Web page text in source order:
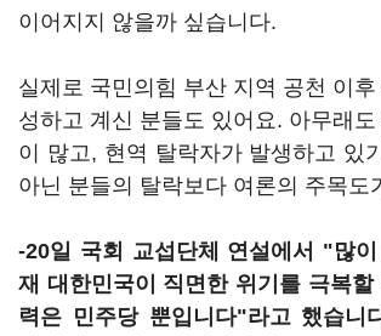
이어지지 않을까 싶습니다.
실제로 국민의힘 부산 지역 공천 이
성하고 계신 분들도 있어요. 아무래
이 많고, 현역 탈락자가 발생하고 있
아닌 분들의 탈락보다 여론의 주목도
-20일 국회 교섭단체 연설에서 "많
재 대한민국이 직면한 위기를 극복할
력은 민주당 뿐입니다"라고 했습니